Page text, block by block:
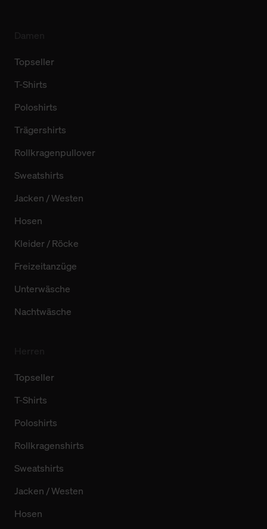
Topseller
T-Shirts
Poloshirts
Trägershirts
Rollkragenpullover
Sweatshirts
Jacken / Westen
Hosen
Kleider / Röcke
Freizeitanzüge
Unterwäsche
Nachtwäsche
Topseller
T-Shirts
Poloshirts
Rollkragenshirts
Sweatshirts
Jacken / Westen
Hosen